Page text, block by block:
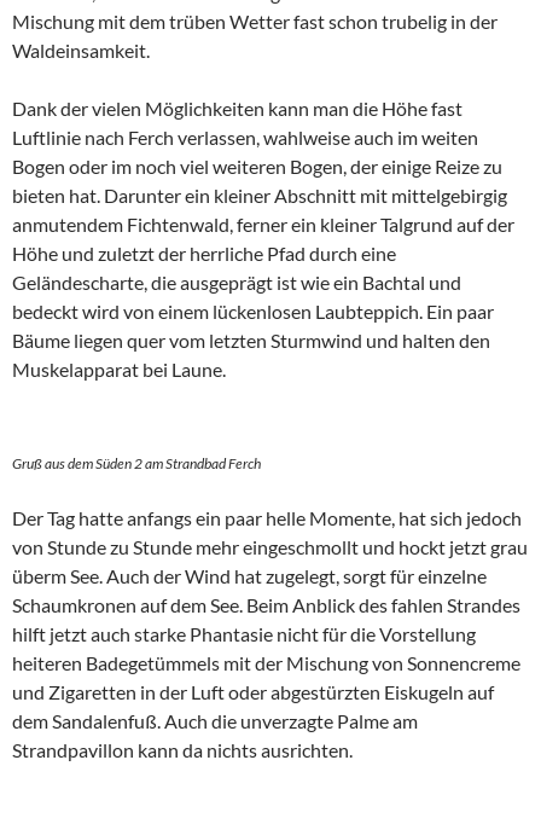
Mischung mit dem trüben Wetter fast schon trubelig in der
Waldeinsamkeit.
Dank der vielen Möglichkeiten kann man die Höhe fast
Luftlinie nach Ferch verlassen, wahlweise auch im weiten
Bogen oder im noch viel weiteren Bogen, der einige Reize zu
bieten hat. Darunter ein kleiner Abschnitt mit mittelgebirgig
anmutendem Fichtenwald, ferner ein kleiner Talgrund auf der
Höhe und zuletzt der herrliche Pfad durch eine
Geländescharte, die ausgeprägt ist wie ein Bachtal und
bedeckt wird von einem lückenlosen Laubteppich. Ein paar
Bäume liegen quer vom letzten Sturmwind und halten den
Muskelapparat bei Laune.
Gruß aus dem Süden 2 am Strandbad Ferch
Der Tag hatte anfangs ein paar helle Momente, hat sich jedoch
von Stunde zu Stunde mehr eingeschmollt und hockt jetzt grau
überm See. Auch der Wind hat zugelegt, sorgt für einzelne
Schaumkronen auf dem See. Beim Anblick des fahlen Strandes
hilft jetzt auch starke Phantasie nicht für die Vorstellung
heiteren Badegetümmels mit der Mischung von Sonnencreme
und Zigaretten in der Luft oder abgestürzten Eiskugeln auf
dem Sandalenfuß. Auch die unverzagte Palme am
Strandpavillon kann da nichts ausrichten.